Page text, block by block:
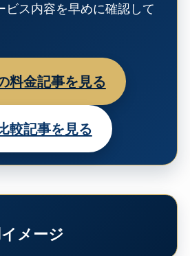
ビス内容を早めに確認して
料金記事を見る
較記事を見る
メージ